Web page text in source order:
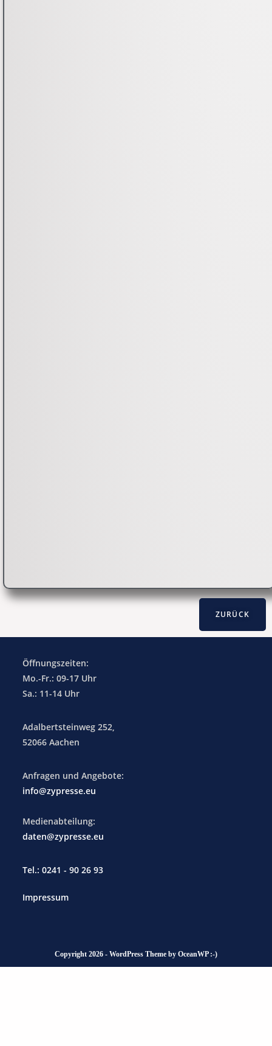
Öffnungszeiten:
Mo.-Fr.: 09-17 Uhr
Sa.: 11-14 Uhr
Adalbertsteinweg 252,
52066 Aachen
Anfragen und Angebote:
info@zypresse.eu
Medienabteilung:
daten@zypresse.eu
Tel.: 0241 - 90 26 93
Impressum
Copyright 2026 - WordPress Theme by OceanWP :-)